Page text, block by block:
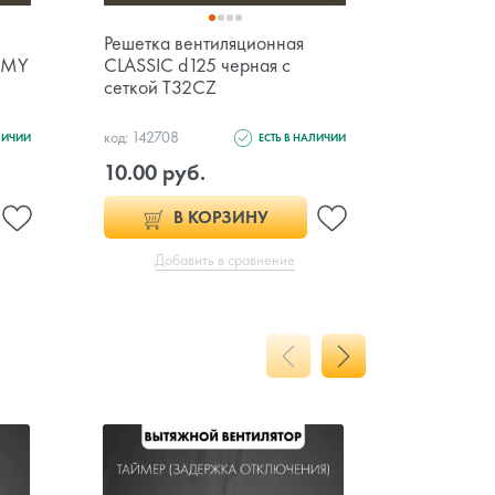
Решетка вентиляционная
CLASSIC d125 черная с
сеткой T32CZ
код: 142708 ЕСТЬ В НАЛИЧИИ
10.00 руб.
В КОРЗИНУ
Добавить в сравнение